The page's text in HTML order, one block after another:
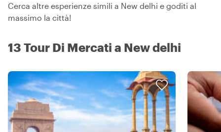
Cerca altre esperienze simili a New delhi e goditi al
massimo la città!
13 Tour Di Mercati a New delhi